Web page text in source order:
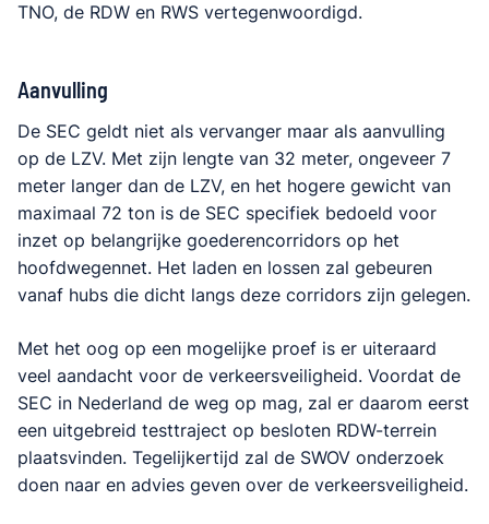
TNO, de RDW en RWS vertegenwoordigd.
Aanvulling
De SEC geldt niet als vervanger maar als aanvulling
op de LZV. Met zijn lengte van 32 meter, ongeveer 7
meter langer dan de LZV, en het hogere gewicht van
maximaal 72 ton is de SEC specifiek bedoeld voor
inzet op belangrijke goederencorridors op het
hoofdwegennet. Het laden en lossen zal gebeuren
vanaf hubs die dicht langs deze corridors zijn gelegen.
Met het oog op een mogelijke proef is er uiteraard
veel aandacht voor de verkeersveiligheid. Voordat de
SEC in Nederland de weg op mag, zal er daarom eerst
een uitgebreid testtraject op besloten RDW-terrein
plaatsvinden. Tegelijkertijd zal de SWOV onderzoek
doen naar en advies geven over de verkeersveiligheid.